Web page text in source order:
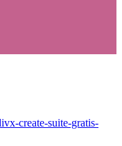
create-suite-gratis-